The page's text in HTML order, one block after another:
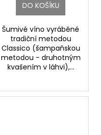
DO KOŠÍKU
Šumivé víno vyráběné
tradiční metodou
Classico (šampaňskou
metodou - druhotným
kvašením v láhvi),...